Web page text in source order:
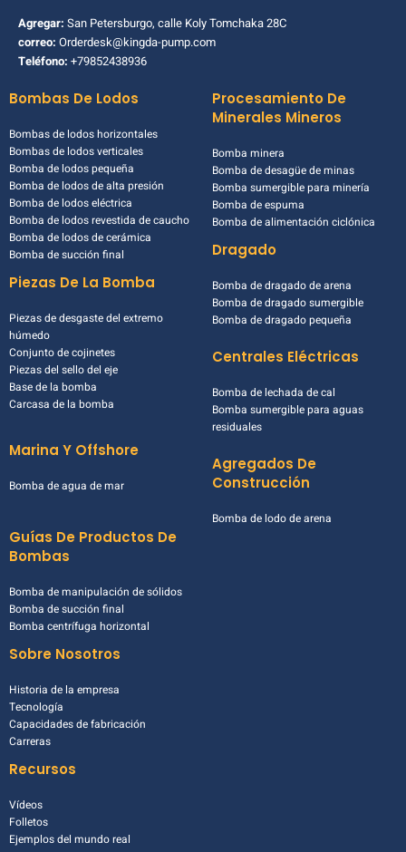
Agregar: San Petersburgo, calle Koly Tomchaka 28C
correo: Orderdesk@kingda-pump.com
Teléfono: +79852438936
Bombas De Lodos
Bombas de lodos horizontales
Bombas de lodos verticales
Bomba de lodos pequeña
Bomba de lodos de alta presión
Bomba de lodos eléctrica
Bomba de lodos revestida de caucho
Bomba de lodos de cerámica
Bomba de succión final
Piezas De La Bomba
Piezas de desgaste del extremo
húmedo
Conjunto de cojinetes
Piezas del sello del eje
Base de la bomba
Carcasa de la bomba
Marina Y Offshore
Bomba de agua de mar
Procesamiento De
Minerales Mineros
Bomba minera
Bomba de desagüe de minas
Bomba sumergible para minería
Bomba de espuma
Bomba de alimentación ciclónica
Dragado
Bomba de dragado de arena
Bomba de dragado sumergible
Bomba de dragado pequeña
Centrales Eléctricas
Bomba de lechada de cal
Bomba sumergible para aguas
residuales
Agregados De
Construcción
Bomba de lodo de arena
Guías De Productos De
Bombas
Bomba de manipulación de sólidos
Bomba de succión final
Bomba centrífuga horizontal
Sobre Nosotros
Historia de la empresa
Tecnología
Capacidades de fabricación
Carreras
Recursos
Vídeos
Folletos
Ejemplos del mundo real